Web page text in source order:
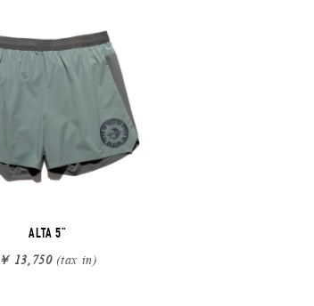
ALTA 5"
￥ 13,750(tax in)